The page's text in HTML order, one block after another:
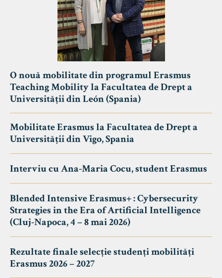
O nouă mobilitate din programul Erasmus
Teaching Mobility la Facultatea de Drept a
Universității din León (Spania)
Mobilitate Erasmus la Facultatea de Drept a
Universității din Vigo, Spania
Interviu cu Ana-Maria Cocu, student Erasmus
Blended Intensive Erasmus+ : Cybersecurity
Strategies in the Era of Artificial Intelligence
(Cluj-Napoca, 4 – 8 mai 2026)
Rezultate finale selecție studenți mobilități
Erasmus 2026 – 2027